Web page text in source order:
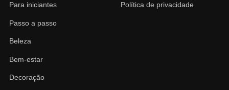
Para iniciantes
Passo a passo
Beleza
Bem-estar
Decoração
Política de privacidade